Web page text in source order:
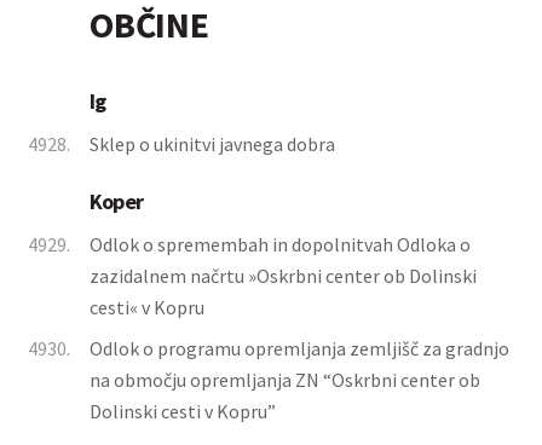
OBČINE
Ig
4928. Sklep o ukinitvi javnega dobra
Koper
4929.
Odlok o spremembah in dopolnitvah Odloka o
zazidalnem načrtu »Oskrbni center ob Dolinski
cesti« v Kopru
4930.
Odlok o programu opremljanja zemljišč za gradnjo
na območju opremljanja ZN “Oskrbni center ob
Dolinski cesti v Kopru”